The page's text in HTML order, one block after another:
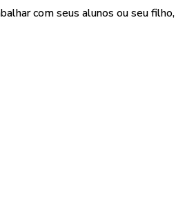
com seus alunos ou seu filho,